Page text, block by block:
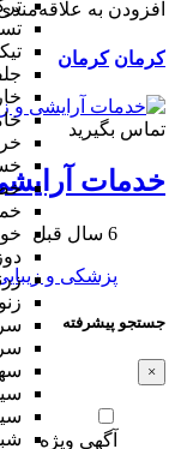
افزودن به
کرمان کرمان
تماس بگیرید
خدمات
6 سال قبل
پزشکی و
جستجو پیشرفته
×
آگهی ویژه